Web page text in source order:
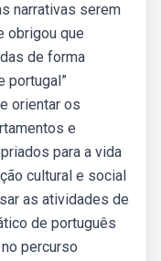
narrativas serem
obrigou que
de forma
portugal”
orientar os
e
para a vida
cultural e social
as atividades de
de português
percurso